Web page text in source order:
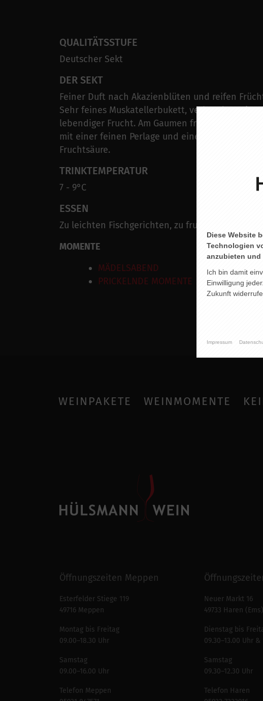
QUALITÄTSSTUFE
Deutscher Sekt
DER SEKT
Feiner Duft nach Akazienblüten und reifen
Sehr feines Muskatellerbukett, verbunden mit
lebendiger Frucht. Am Gaumen fruchtig und
mit einer feinen Perlage und einer fein
Fruchtsäure.
TRINKTEMPERATUR
7 - 9°C
ESSEN
Zu leichten Fischgerichten, zu fruchtigen Desserts
MOMENTE
MÄDELSABEND
PRICKELNDE MOMENTE
WEINPAKETE WEINMOMENTE
Öffnungszeiten Meppen
Esterfelder Stiege 119
49716 Meppen
Montag bis Freitag
09.00–18.30 Uhr
Samstag
09.00–16.00 Uhr
Telefon Meppen
Neuer Markt 16
49733 Haren (Ems)
Dienstag bis
09.30–13.00 Uhr &
Samstag
09.30–12.30 Uhr
Telefon Haren
Diese Website
Technologien
anzubieten und
Ich bin damit
Einwilligung
Zukunft
Impressum